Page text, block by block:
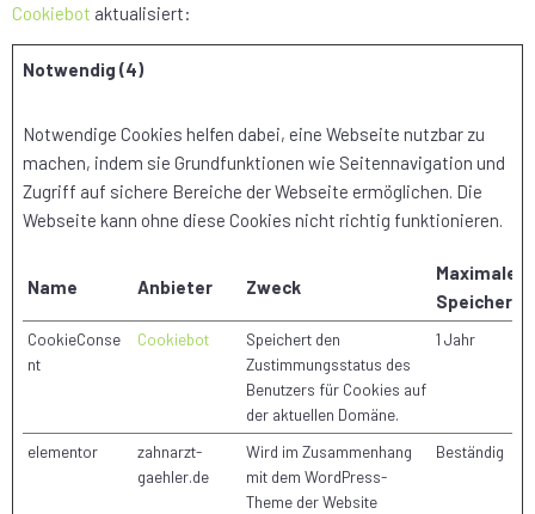
Cookiebot aktualisiert:
Notwendig (4)
Notwendige Cookies helfen dabei, eine Webseite nutzbar zu
machen, indem sie Grundfunktionen wie Seitennavigation und
Zugriff auf sichere Bereiche der Webseite ermöglichen. Die
Webseite kann ohne diese Cookies nicht richtig funktionieren.
Name Anbieter Zweck
Maximale
CookieConse
nt
Cookiebot
Speichert den
Zustimmungsstatus des
Benutzers für Cookies auf
der aktuellen Domäne.
1 Jahr
elementor
zahnarzt-
gaehler.de
Wird im Zusammenhang
mit dem WordPress-
Theme der Website
Beständig